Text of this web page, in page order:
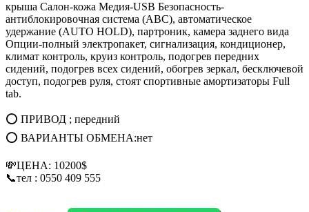
крыша Салон-кожа Медия-USB Безопасность-
антиблокировочная система (АВС), автоматическое
удержание (AUTO HOLD), партроник, камера заднего вида
Опции-полный электропакет, сигнализация, кондиционер,
климат контроль, круиз контроль, подогрев передних
сидений, подогрев всех сидений, обогрев зеркал, бесключевой
доступ, подогрев руля, стоят спортивные амортизаторы Full
tab.
⭕ ПРИВОД ; передний
⭕ ВАРИАНТЫ ОБМЕНА:нет
💸ЦЕНА: 10200$
📞тел : 0550 409 555